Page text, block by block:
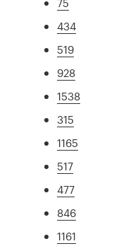
434
519
928
1538
315
1165
517
477
846
1161